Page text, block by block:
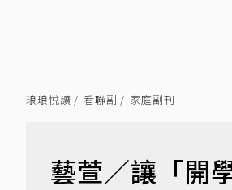
琅琅悅讀 看聯副 家庭副刊
藝萱／讓「開